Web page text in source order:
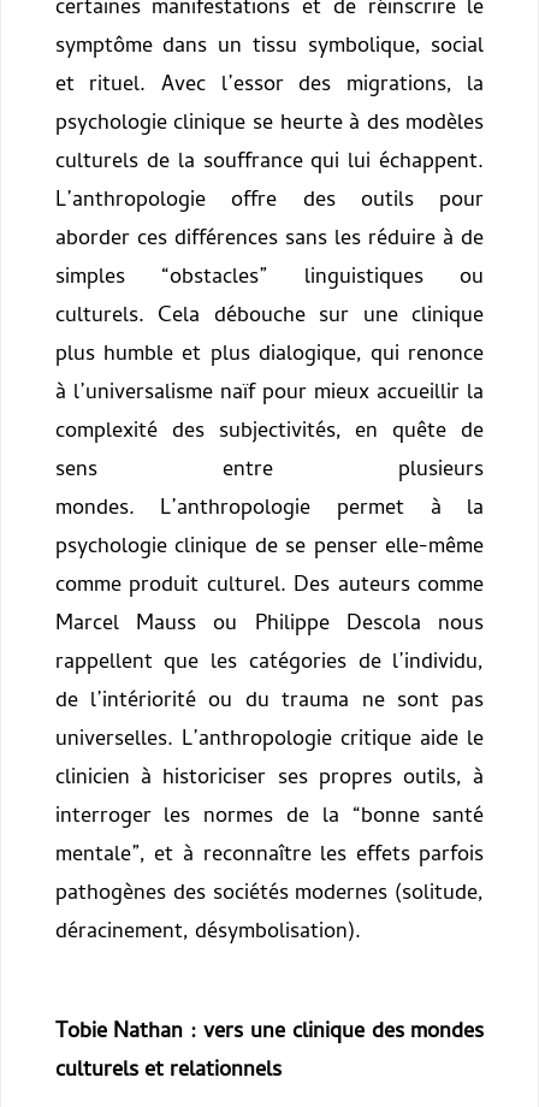
certaines manifestations et de réinscrire le
symptôme dans un tissu symbolique, social
et rituel. Avec l’essor des migrations, la
psychologie clinique se heurte à des modèles
culturels de la souffrance qui lui échappent.
L’anthropologie offre des outils pour
aborder ces différences sans les réduire à de
simples “obstacles” linguistiques ou
culturels. Cela débouche sur une clinique
plus humble et plus dialogique, qui renonce
à l’universalisme naïf pour mieux accueillir la
complexité des subjectivités, en quête de
sens entre plusieurs
mondes. L’anthropologie permet à la
psychologie clinique de se penser elle-même
comme produit culturel. Des auteurs comme
Marcel Mauss ou Philippe Descola nous
rappellent que les catégories de l’individu,
de l’intériorité ou du trauma ne sont pas
universelles. L’anthropologie critique aide le
clinicien à historiciser ses propres outils, à
interroger les normes de la “bonne santé
mentale”, et à reconnaître les effets parfois
pathogènes des sociétés modernes (solitude,
déracinement, désymbolisation).
Tobie Nathan : vers une clinique des mondes
culturels et relationnels